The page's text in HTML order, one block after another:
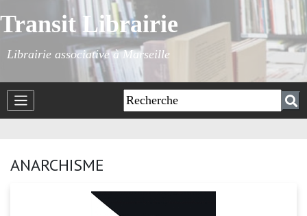
Transit Librairie
Librairie associative à Marseille
ANARCHISME